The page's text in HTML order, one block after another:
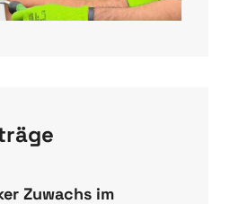
Zuwachs im